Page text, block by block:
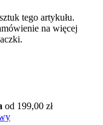
tego artykułu.
na więcej
od 199,00 zł